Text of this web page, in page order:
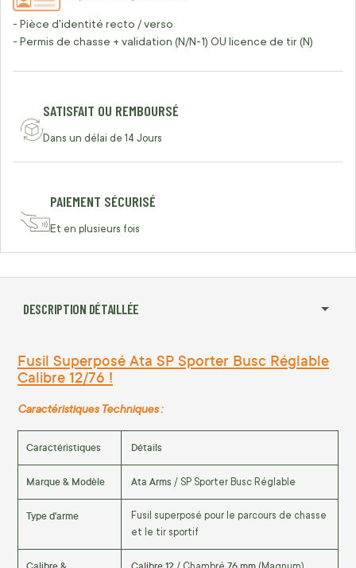
- Pièce d'identité recto / verso
- Permis de chasse + validation (N/N-1) OU licence de tir (N)
SATISFAIT OU REMBOURSÉ
Dans un délai de 14 Jours
PAIEMENT SÉCURISÉ
Et en plusieurs fois
DESCRIPTION DÉTAILLÉE
Fusil Superposé Ata SP Sporter Busc Réglable
Calibre 12/76 !
Caractéristiques Techniques :
Caractéristiques Détails
Marque & Modèle Ata Arms / SP Sporter Busc Réglable
Type d'arme
Fusil superposé pour le parcours de chasse
et le tir sportif